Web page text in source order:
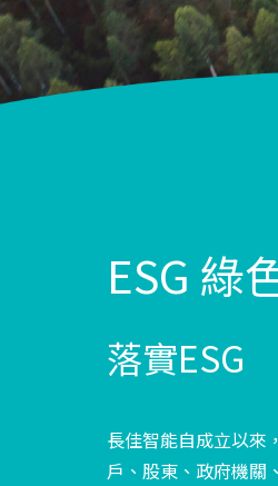
ESG 綠
落實ESG
長佳智能自成立以來
戶、股東、政府機關